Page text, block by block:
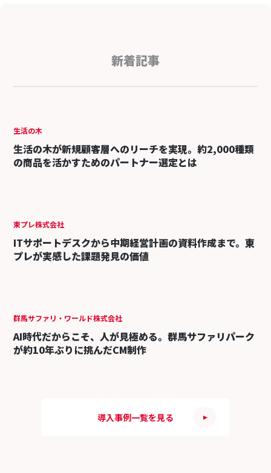
新着記事
生活の木
生活の木が新規顧客層へのリーチを実現。約2,000種類
の商品を活かすためのパートナー選定とは
東プレ株式会社
ITサポートデスクから中期経営計画の資料作成まで。東
プレが実感した課題発見の価値
群馬サファリ・ワールド株式会社
AI時代だからこそ、人が見極める。群馬サファリパーク
が約10年ぶりに挑んだCM制作
導入事例一覧を見る